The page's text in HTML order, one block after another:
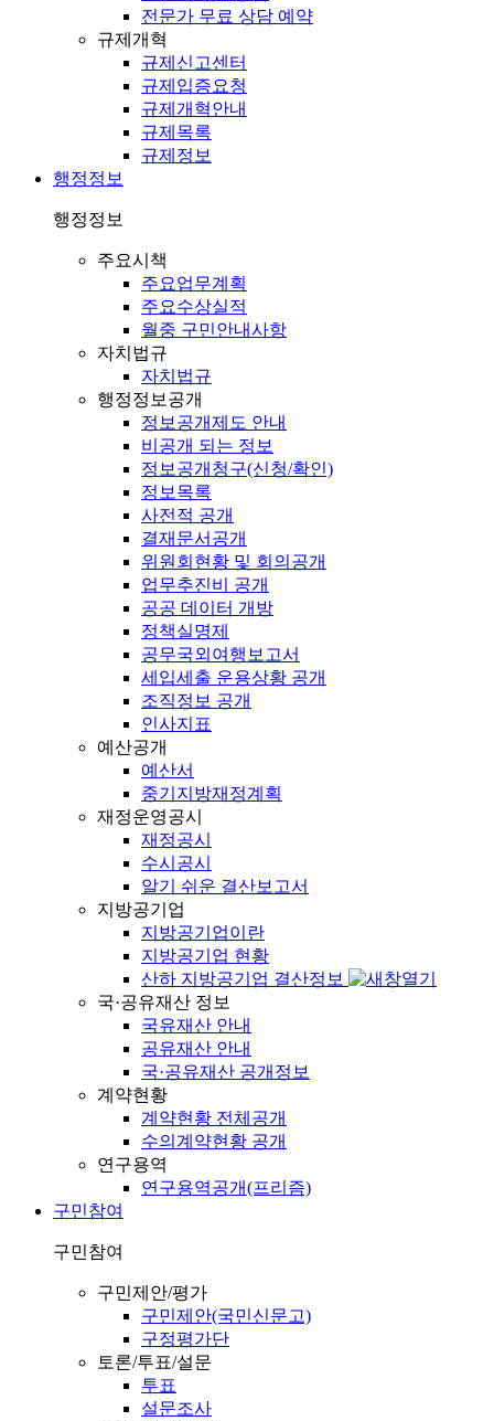
전문가 무료 상담 예약
규제개혁
규제신고센터
규제입증요청
규제개혁안내
규제목록
규제정보
행정정보
행정정보
주요시책
주요업무계획
주요수상실적
월중 구민안내사항
자치법규
자치법규
행정정보공개
정보공개제도 안내
비공개 되는 정보
정보공개청구(신청/확인)
정보목록
사전적 공개
결재문서공개
위원회현황 및 회의공개
업무추진비 공개
공공 데이터 개방
정책실명제
공무국외여행보고서
세입세출 운용상황 공개
조직정보 공개
인사지표
예산공개
예산서
중기지방재정계획
재정운영공시
재정공시
수시공시
알기 쉬운 결산보고서
지방공기업
지방공기업이란
지방공기업 현황
산하 지방공기업 결산정보
국·공유재산 정보
국유재산 안내
공유재산 안내
국·공유재산 공개정보
계약현황
계약현황 전체공개
수의계약현황 공개
연구용역
연구용역공개(프리즘)
구민참여
구민참여
구민제안/평가
구민제안(국민신문고)
구정평가단
토론/투표/설문
투표
설문조사